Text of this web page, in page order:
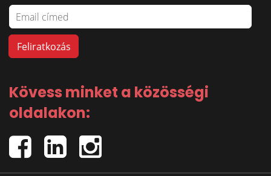
Kövess minket a közösségi
oldalakon: